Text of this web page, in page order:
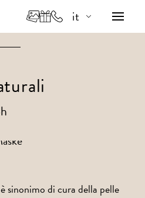
it
de
di cura della pelle